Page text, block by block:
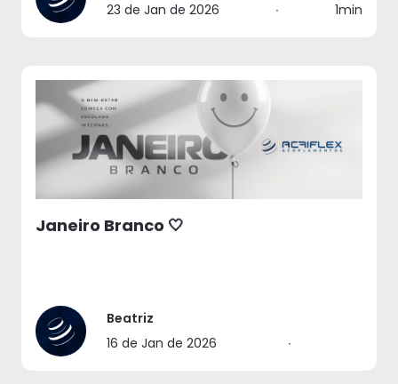
23 de Jan de 2026
∙ 1min
Janeiro Branco 🤍
Beatriz
16 de Jan de 2026
∙